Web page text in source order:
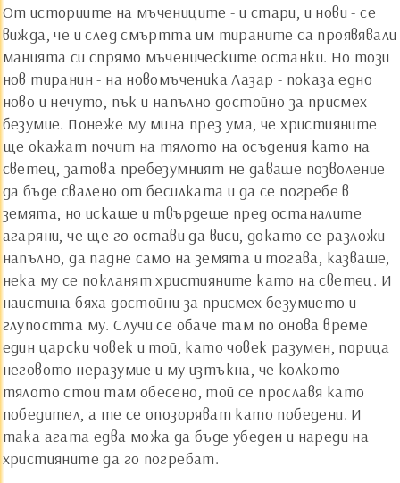
От историите на мъчениците - и стари, и нови - се
вижда, че и след смъртта им тираните са проявявали
манията си спрямо мъченическите останки. Но този
нов тиранин - на новомъченика Лазар - показа едно
ново и нечуто, пък и напълно достойно за присмех
безумие. Понеже му мина през ума, че християните
ще окажат почит на тялото на осъдения като на
светец, затова пребезумният не даваше позволение
да бъде свалено от бесилката и да се погребе в
земята, но искаше и твърдеше пред останалите
агаряни, че ще го остави да виси, докато се разложи
напълно, да падне само на земята и тогава, казваше,
нека му се покланят християните като на светец. И
наистина бяха достойни за присмех безумието и
глупостта му. Случи се обаче там по онова време
един царски човек и той, като човек разумен, порица
неговото неразумие и му изтъкна, че колкото
тялото стои там обесено, той се прославя като
победител, а те се опозоряват като победени. И
така агата едва можа да бъде убеден и нареди на
християните да го погребат.